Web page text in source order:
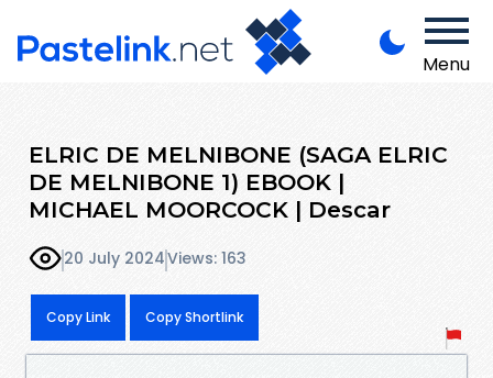
Menu
ELRIC DE MELNIBONE (SAGA ELRIC
DE MELNIBONE 1) EBOOK |
MICHAEL MOORCOCK | Descar
20 July 2024Views: 163
Copy Link Copy Shortlink